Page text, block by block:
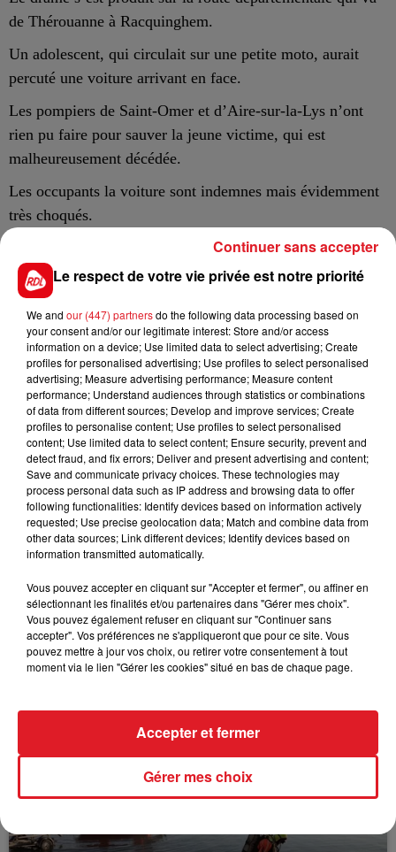
de Thérouanne à Racquinghem.
Un adolescent, qui circulait sur une petite moto, aurait
percuté une voiture arrivant en face.
Les pompiers de Saint-Omer et d’Aire-sur-la-Lys n’ont
rien pu faire pour sauver la jeune victime, qui est
malheureusement décédée.
Les occupants la voiture sont indemnes mais évidemment
très choqués.
La route départementale a été fermée plusieurs heures
pour permettre l’intervention des secours.
enquête pour connaître les circonstances de cet accident.
FIL D'ACTUS
15 juillet 2026
BÉTHUNE: ENQUÊTE POUR HOMICIDE
VOLONTAIRE EN COURS, APRÈS LA...
à des prostituées
Le respect de votre vie privée est notre priorité
We and our (447) partnersdo the following data processing based on
your consent and/or our legitimate interest: Store and/or access
information on a device; Use limited data to select advertising; Create
profiles for personalised advertising; Use profiles to select personalised
advertising; Measure advertising performance; Measure content
performance; Understand audiences through statistics or combinations
of data from different sources; Develop and improve services; Create
profiles to personalise content; Use profiles to select personalised
content; Use limited data to select content; Ensure security, prevent and
detect fraud, and fix errors; Deliver and present advertising and content;
Save and communicate privacy choices. These technologies may
process personal data such as IP address and browsing data to offer
following functionalities: Identify devices based on information actively
requested; Use precise geolocation data; Match and combine data from
other data sources; Link different devices; Identify devices based on
information transmitted automatically.
Vous pouvez accepter en cliquant sur "Accepter et fermer", ou affiner en
sélectionnant les finalités et/ou partenaires dans "Gérer mes choix".
Vous pouvez également refuser en cliquant sur "Continuer sans
accepter". Vos préférences ne s'appliqueront que pour ce site. Vous
pouvez mettre à jour vos choix, ou retirer votre consentement à tout
moment via le lien "Gérer les cookies" situé en bas de chaque page.
Gérer mes choix
Accepter et fermer
Continuer sans accepter